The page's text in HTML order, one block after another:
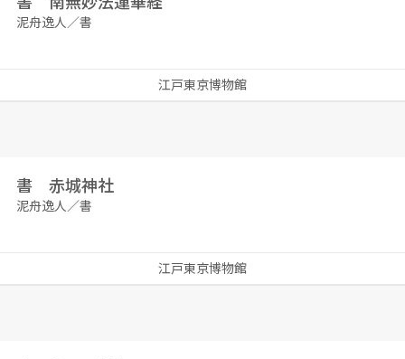
泥舟逸人／書
江戸東京博物館
書 赤城神社
泥舟逸人／書
江戸東京博物館